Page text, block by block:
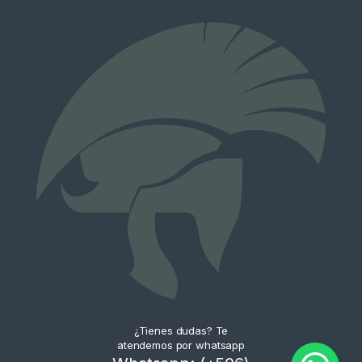
¿Tienes dudas? Te
atendemos por whatsapp